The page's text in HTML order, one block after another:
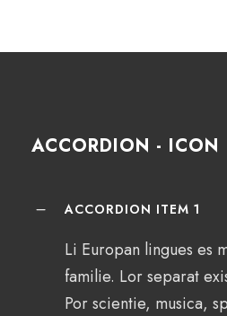
ACCORDION - ICON
ACCORDION ITEM 1
Li Europan lingues es
familie. Lor separat
Por scientie, musica,